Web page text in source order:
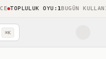
OYU :1BUGÜN
⌘K